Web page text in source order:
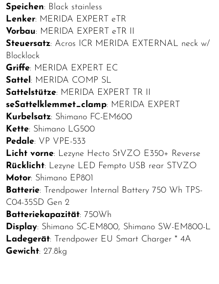
Speichen: Black stainless
Lenker: MERIDA EXPERT eTR
Vorbau: MERIDA EXPERT eTR II
Steuersatz: Acros ICR MERIDA EXTERNAL neck w/
Blocklock
Griffe: MERIDA EXPERT EC
Sattel : MERIDA COMP SL
Sattelstütze: MERIDA EXPERT TR II
seSattelklemmet_clamp: MERIDA EXPERT
Kurbelsatz: Shimano FC-EM600
Kette: Shimano LG500
Pedale: VP VPE-533
Licht vorne: Lezyne Hecto StVZO E350+ Reverse
Rücklicht: Lezyne LED Fempto USB rear STVZO
Motor: Shimano EP801
Batterie: Trendpower Internal Battery 750 Wh TPS-
C04-35SD Gen 2
Batteriekapazität: 750Wh
Display: Shimano SC-EM800, Shimano SW-EM800-L
Ladegerät: Trendpower EU Smart Charger * 4A
Gewicht: 27.8kg